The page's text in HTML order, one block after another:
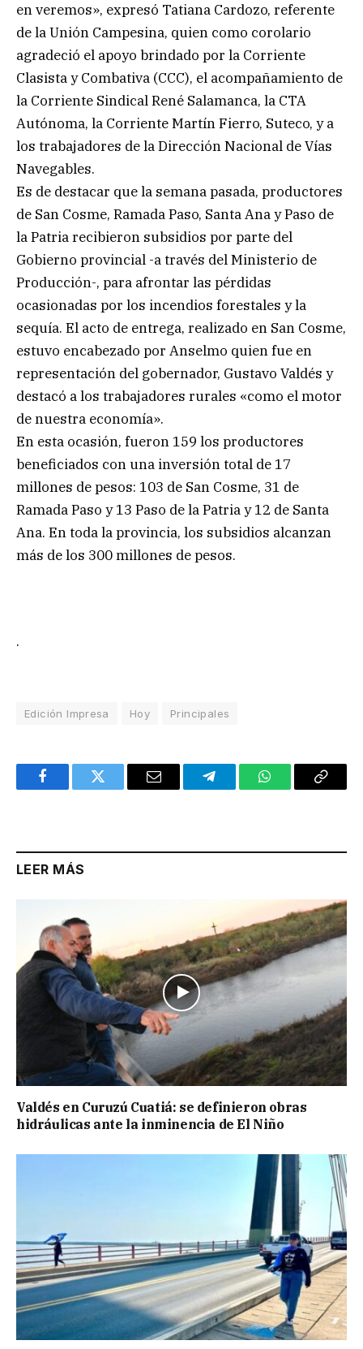
en veremos», expresó Tatiana Cardozo, referente
de la Unión Campesina, quien como corolario
agradeció el apoyo brindado por la Corriente
Clasista y Combativa (CCC), el acompañamiento de
la Corriente Sindical René Salamanca, la CTA
Autónoma, la Corriente Martín Fierro, Suteco, y a
los trabajadores de la Dirección Nacional de Vías
Navegables.
Es de destacar que la semana pasada, productores
de San Cosme, Ramada Paso, Santa Ana y Paso de
la Patria recibieron subsidios por parte del
Gobierno provincial -a través del Ministerio de
Producción-, para afrontar las pérdidas
ocasionadas por los incendios forestales y la
sequía. El acto de entrega, realizado en San Cosme,
estuvo encabezado por Anselmo quien fue en
representación del gobernador, Gustavo Valdés y
destacó a los trabajadores rurales «como el motor
de nuestra economía».
En esta ocasión, fueron 159 los productores
beneficiados con una inversión total de 17
millones de pesos: 103 de San Cosme, 31 de
Ramada Paso y 13 Paso de la Patria y 12 de Santa
Ana. En toda la provincia, los subsidios alcanzan
más de los 300 millones de pesos.
.
Edición Impresa Hoy Principales
FacebookTwitter Email TelegramWhatsAppCopy
LEER MÁS
Valdés en Curuzú Cuatiá: se definieron obras
hidráulicas ante la inminencia de El Niño